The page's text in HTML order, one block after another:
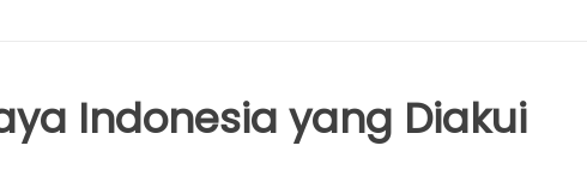
Indonesia yang Diakui